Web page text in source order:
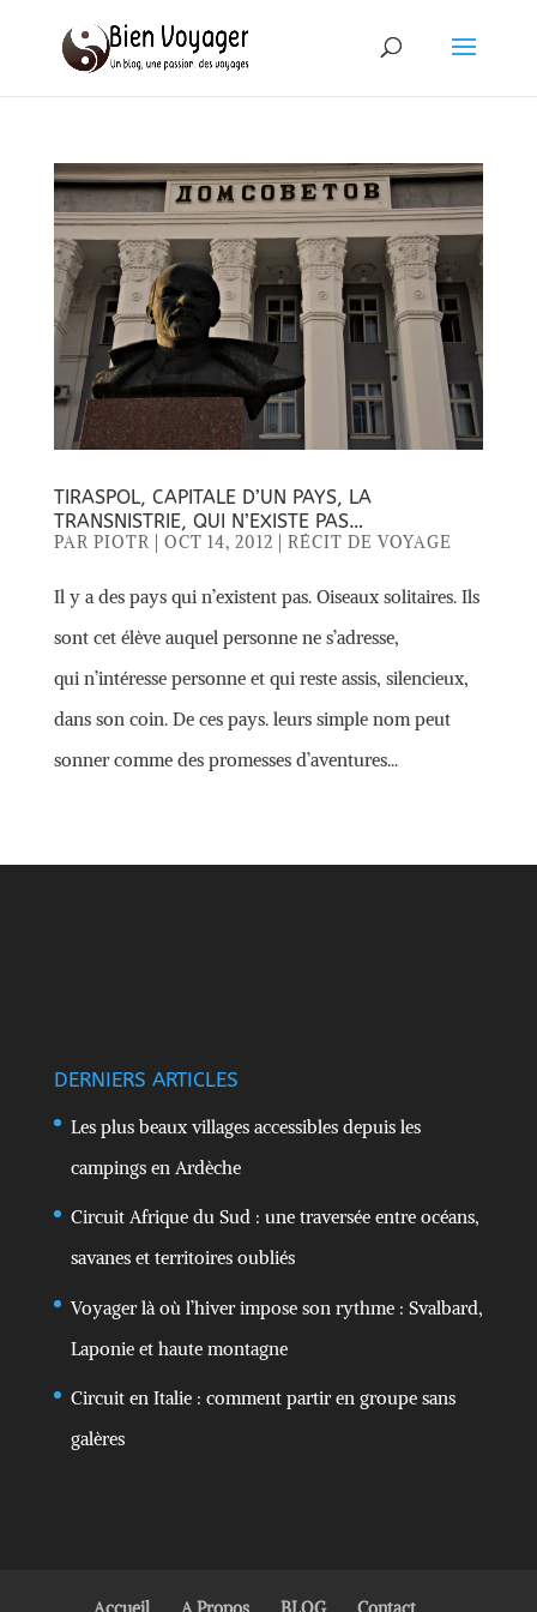
TIRASPOL, CAPITALE D’UN PAYS, LA
TRANSNISTRIE, QUI N’EXISTE PAS…
PAR PIOTR OCT 14, 2012 RÉCIT DE VOYAGE
Il y a des pays qui n’existent pas. Oiseaux solitaires. Ils
sont cet élève auquel personne ne s’adresse,
qui n’intéresse personne et qui reste assis, silencieux,
dans son coin. De ces pays. leurs simple nom peut
sonner comme des promesses d’aventures...
DERNIERS ARTICLES
Les plus beaux villages accessibles depuis les
campings en Ardèche
Circuit Afrique du Sud : une traversée entre océans,
savanes et territoires oubliés
Voyager là où l’hiver impose son rythme : Svalbard,
Laponie et haute montagne
Circuit en Italie : comment partir en groupe sans
galères